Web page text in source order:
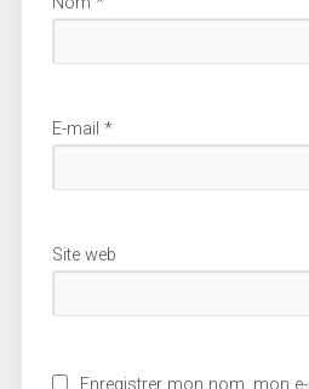
E-mail *
Site web
Enregistrer mon nom, mon